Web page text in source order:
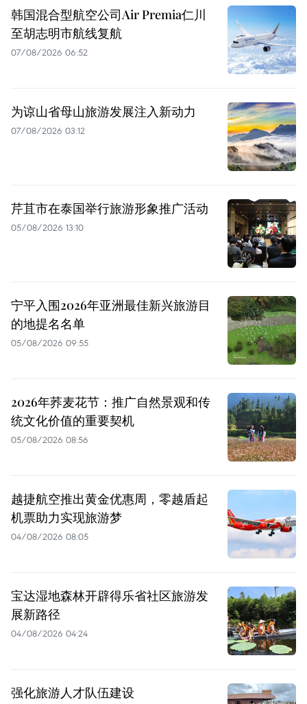
韩国混合型航空公司Air Premia仁川
至胡志明市航线复航
07/08/2026 06:52
为谅山省母山旅游发展注入新动力
07/08/2026 03:12
芹苴市在泰国举行旅游形象推广活动
05/08/2026 13:10
宁平入围2026年亚洲最佳新兴旅游目
的地提名名单
05/08/2026 09:55
2026年荞麦花节：推广自然景观和传
统文化价值的重要契机
05/08/2026 08:56
越捷航空推出黄金优惠周，零越盾起
机票助力实现旅游梦
04/08/2026 08:05
宝达湿地森林开辟得乐省社区旅游发
展新路径
04/08/2026 04:24
强化旅游人才队伍建设